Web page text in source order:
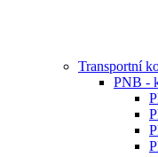
Transportní
PNB -